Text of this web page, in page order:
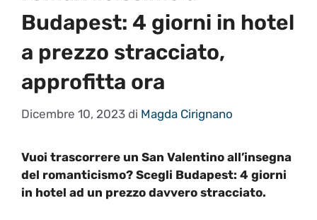
Budapest: 4 giorni in hotel
a prezzo stracciato,
approfitta ora
Dicembre 10, 2023 di Magda Cirignano
Vuoi trascorrere un San Valentino all’insegna
del romanticismo? Scegli Budapest: 4 giorni
in hotel ad un prezzo davvero stracciato.